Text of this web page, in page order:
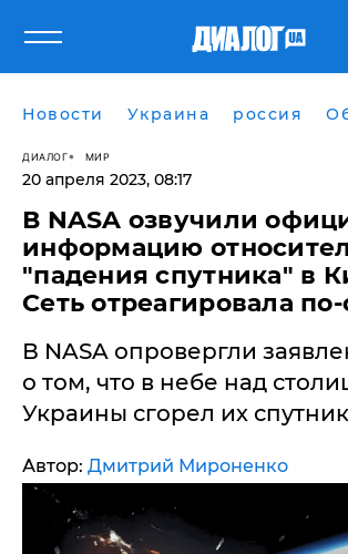
Новости Украина россия
ДИАЛОГ МИР
20 апреля 2023, 08:17
​В NASA озвучили
информацию
"падения спутника" в
Сеть отреагировала
В NASA опровергли
о том, что в небе над
Украины сгорел их
Автор: Дмитрий Мироненко